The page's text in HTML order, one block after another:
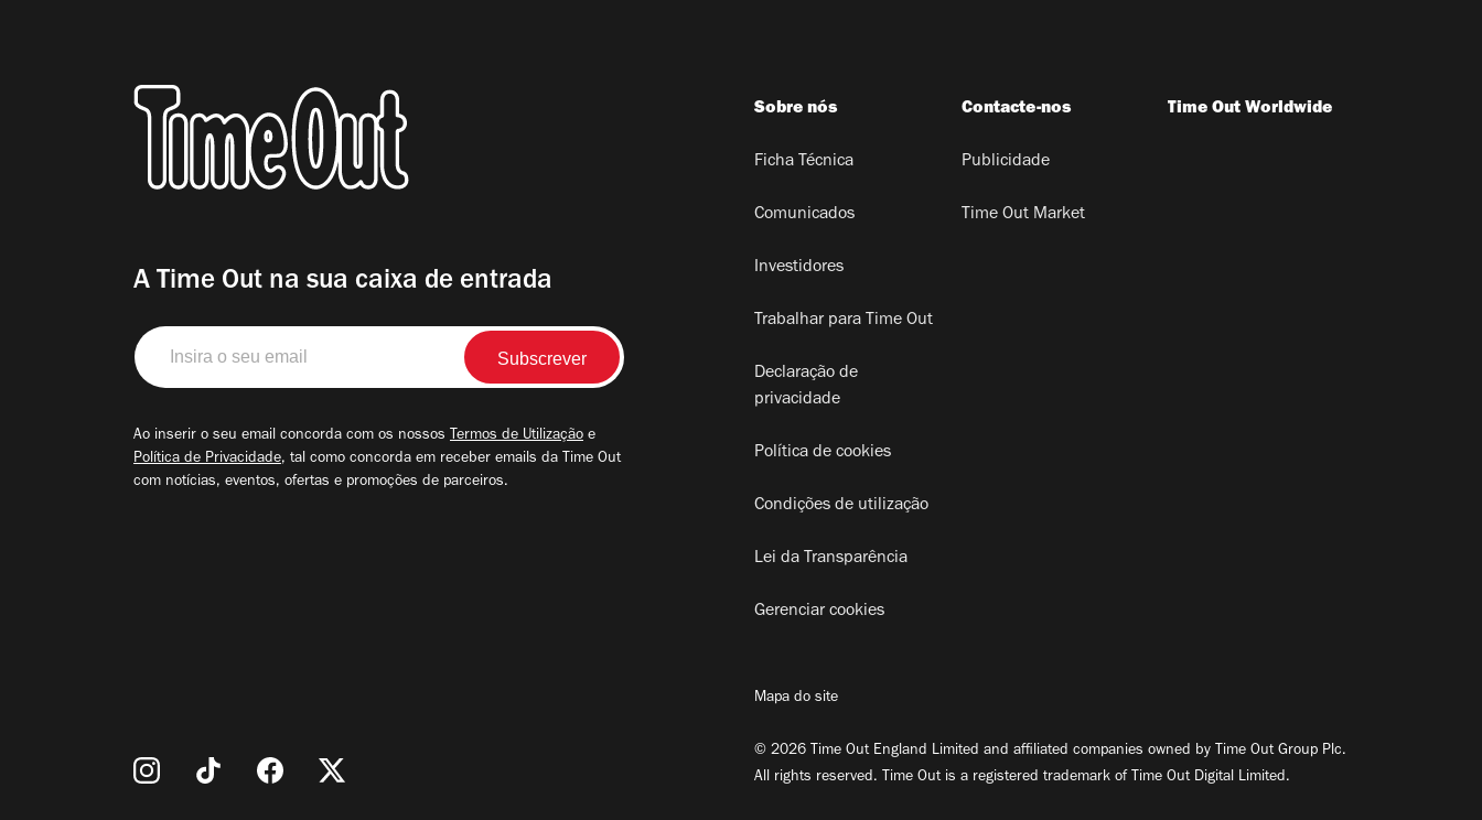
A Time Out na sua caixa de entrada
Insira
o
seu
Ao inserir o seu email concorda com os nossos Termos de Utilização e
Política de Privacidade, tal como concorda em receber emails da Time Out
com notícias, eventos, ofertas e promoções de parceiros.
Sobre nós
Ficha Técnica
Comunicados
Investidores
Trabalhar para Time Out
Declaração de
privacidade
Política de cookies
Condições de utilização
Lei da Transparência
Gerenciar cookies
Contacte-nos
Publicidade
Time Out Market
Time Out Worldwide
Mapa do site
© 2026 Time Out England Limited and affiliated companies owned by Time Out Group Plc.
All rights reserved. Time Out is a registered trademark of Time Out Digital Limited.